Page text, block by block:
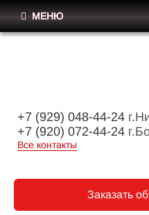
+7 (929) 048-44-24
+7 (920) 072-44-24
Все контакты
Заказать
МЕНЮ